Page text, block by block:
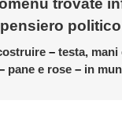
politico
– testa, mani
pane e rose – in